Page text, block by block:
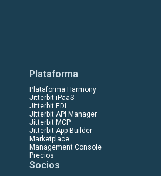
Plataforma
Plataforma Harmony
Jitterbit iPaaS
Jitterbit EDI
Jitterbit API Manager
Jitterbit MCP
Jitterbit App Builder
Marketplace
Management Console
Precios
Socios